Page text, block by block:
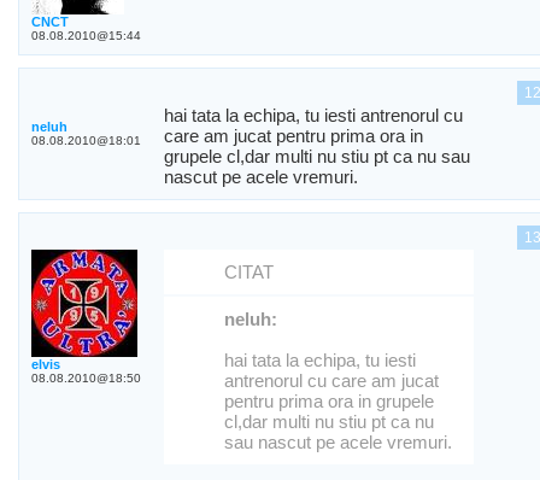
CNCT
08.08.2010@15:44
12
neluh
08.08.2010@18:01
hai tata la echipa, tu iesti antrenorul cu
care am jucat pentru prima ora in
grupele cl,dar multi nu stiu pt ca nu sau
nascut pe acele vremuri.
13
elvis
08.08.2010@18:50
CITAT
neluh:
hai tata la echipa, tu iesti
antrenorul cu care am jucat
pentru prima ora in grupele
cl,dar multi nu stiu pt ca nu
sau nascut pe acele vremuri.